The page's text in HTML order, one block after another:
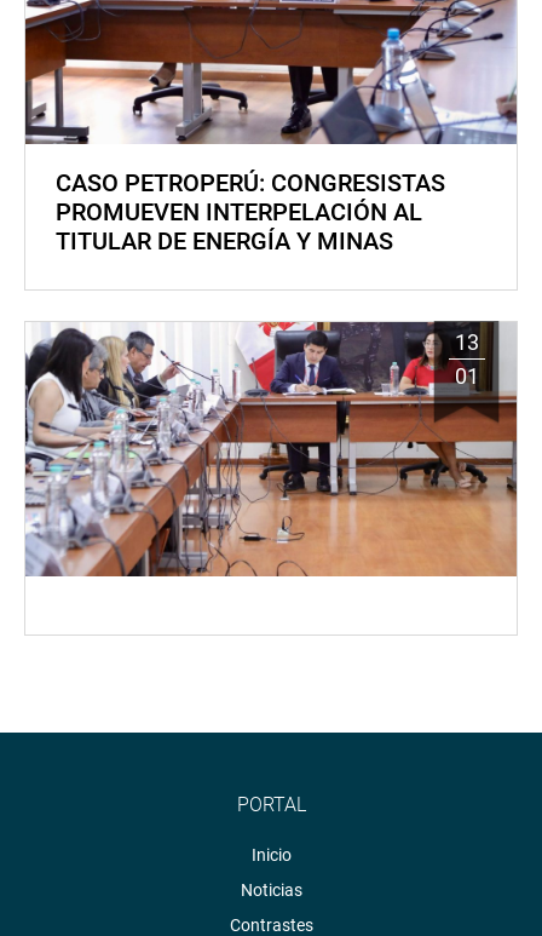
CASO PETROPERÚ: CONGRESISTAS
PROMUEVEN INTERPELACIÓN AL
TITULAR DE ENERGÍA Y MINAS
13
01
PORTAL
Inicio
Noticias
Contrastes